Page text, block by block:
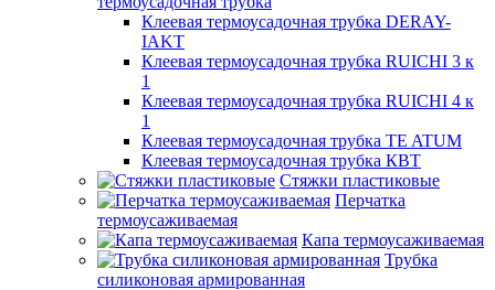
Клеевая термоусадочная трубка DERAY-
IAKT
Клеевая термоусадочная трубка RUICHI 3 к
1
Клеевая термоусадочная трубка RUICHI 4 к
1
Клеевая термоусадочная трубка TE ATUM
Клеевая термоусадочная трубка КВТ
Стяжки пластиковые
Перчатка
термоусаживаемая
Капа термоусаживаемая
Трубка
силиконовая армированная